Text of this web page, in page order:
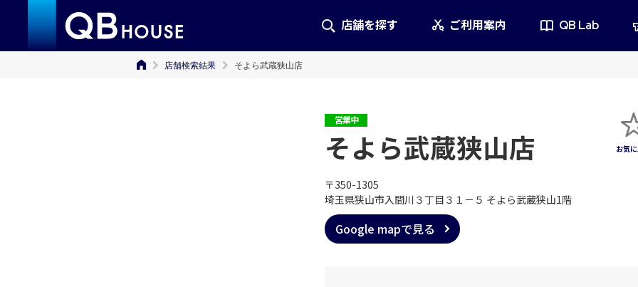
店舗を探す ご利用案内 QB Lab
店舗検索結果 そよら武蔵狭山店
営業中
そよら武蔵狭山店
〒350-1305
埼玉県狭山市入間川３丁目３１－５ そよら武蔵狭山1階
Google mapで見る